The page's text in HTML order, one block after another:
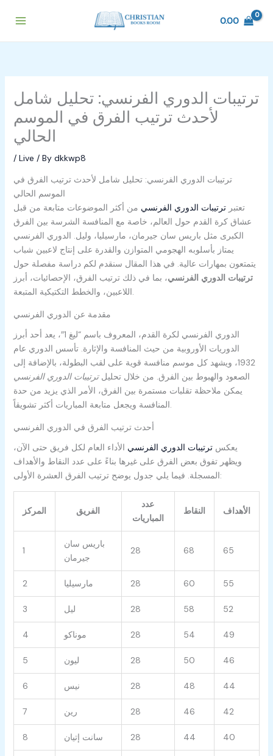
0.00
ترتيبات الدوري الفرنسي: تحليل شامل
لأحدث ترتيب الفرق في الموسم
الحالي
/ Live / By dkkwp8
ترتيبات الدوري الفرنسي: تحليل شامل لأحدث ترتيب الفرق في
الموسم الحالي
تعتبرترتيبات الدوري الفرنسي من أكثر الموضوعات متابعة من قبل
عشاق كرة القدم حول العالم، خاصة مع المنافسة الشرسة بين الفرق
الكبرى مثل باريس سان جيرمان، مارسيليا، وليل. الدوري الفرنسي
يمتاز بأسلوبه الهجومي المتوازن والقدرة على إنتاج لاعبين شباب
يتمتعون بمهارات عالية. في هذا المقال سنقدم لكم دراسة مفصلة حول
ترتيبات الدوري الفرنسي، بما في ذلك ترتيب الفرق، الإحصائيات، أبرز
اللاعبين، والخطط التكتيكية المتبعة.
مقدمة عن الدوري الفرنسي
الدوري الفرنسي لكرة القدم، المعروف باسم “ليغ 1″، يعد أحد أبرز
الدوريات الأوروبية من حيث المنافسة والإثارة. تأسس الدوري عام
1932، ويشهد كل موسم منافسة قوية على لقب البطولة، بالإضافة إلى
الصعود والهبوط بين الفرق. من خلال تحليلترتيبات الدوري الفرنسي
يمكن ملاحظة تقلبات مستمرة بين الفرق، الأمر الذي يزيد من حدة
المنافسة ويجعل متابعة المباريات أكثر تشويقاً.
أحدث ترتيب الفرق في الدوري الفرنسي
يعكسترتيبات الدوري الفرنسي الأداء العام لكل فريق حتى الآن،
ويظهر تفوق بعض الفرق على غيرها بناءً على عدد النقاط والأهداف
المسجلة. فيما يلي جدول يوضح ترتيب الفرق العشرة الأولى:
المركز الفريق
عدد
المباريات
النقاط الأهداف
1
باريس سان
جيرمان
28 68 65
2 مارسيليا 28 60 55
3 ليل 28 58 52
4 موناكو 28 54 49
5 ليون 28 50 46
6 نيس 28 48 44
7 رين 28 46 42
8 سانت إتيان 28 44 40